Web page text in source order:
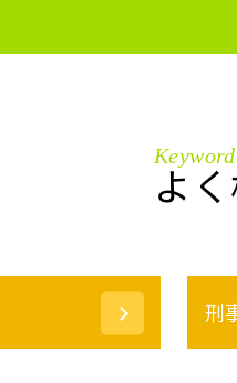
Keyword
よ
刑